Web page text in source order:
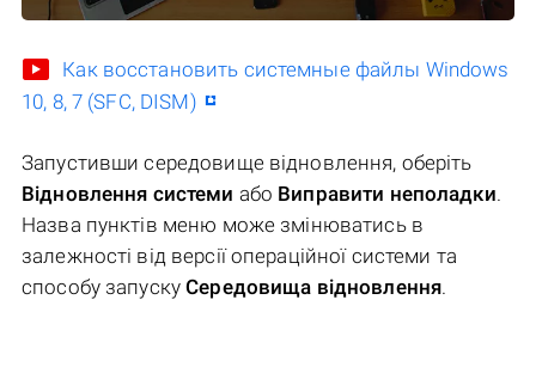
Как восстановить системные файлы Windows
10, 8, 7 (SFC, DISM)
Запустивши середовище відновлення, оберіть
Відновлення системи або Виправити неполадки.
Назва пунктів меню може змінюватись в
залежності від версії операційної системи та
способу запускуСередовища відновлення.